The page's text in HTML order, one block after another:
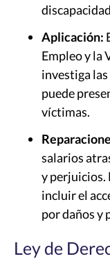
Aplicación:
Empleo y la
investiga
puede
víctimas.
salarios
y perjuicios.
incluir el
por daños y
Ley de